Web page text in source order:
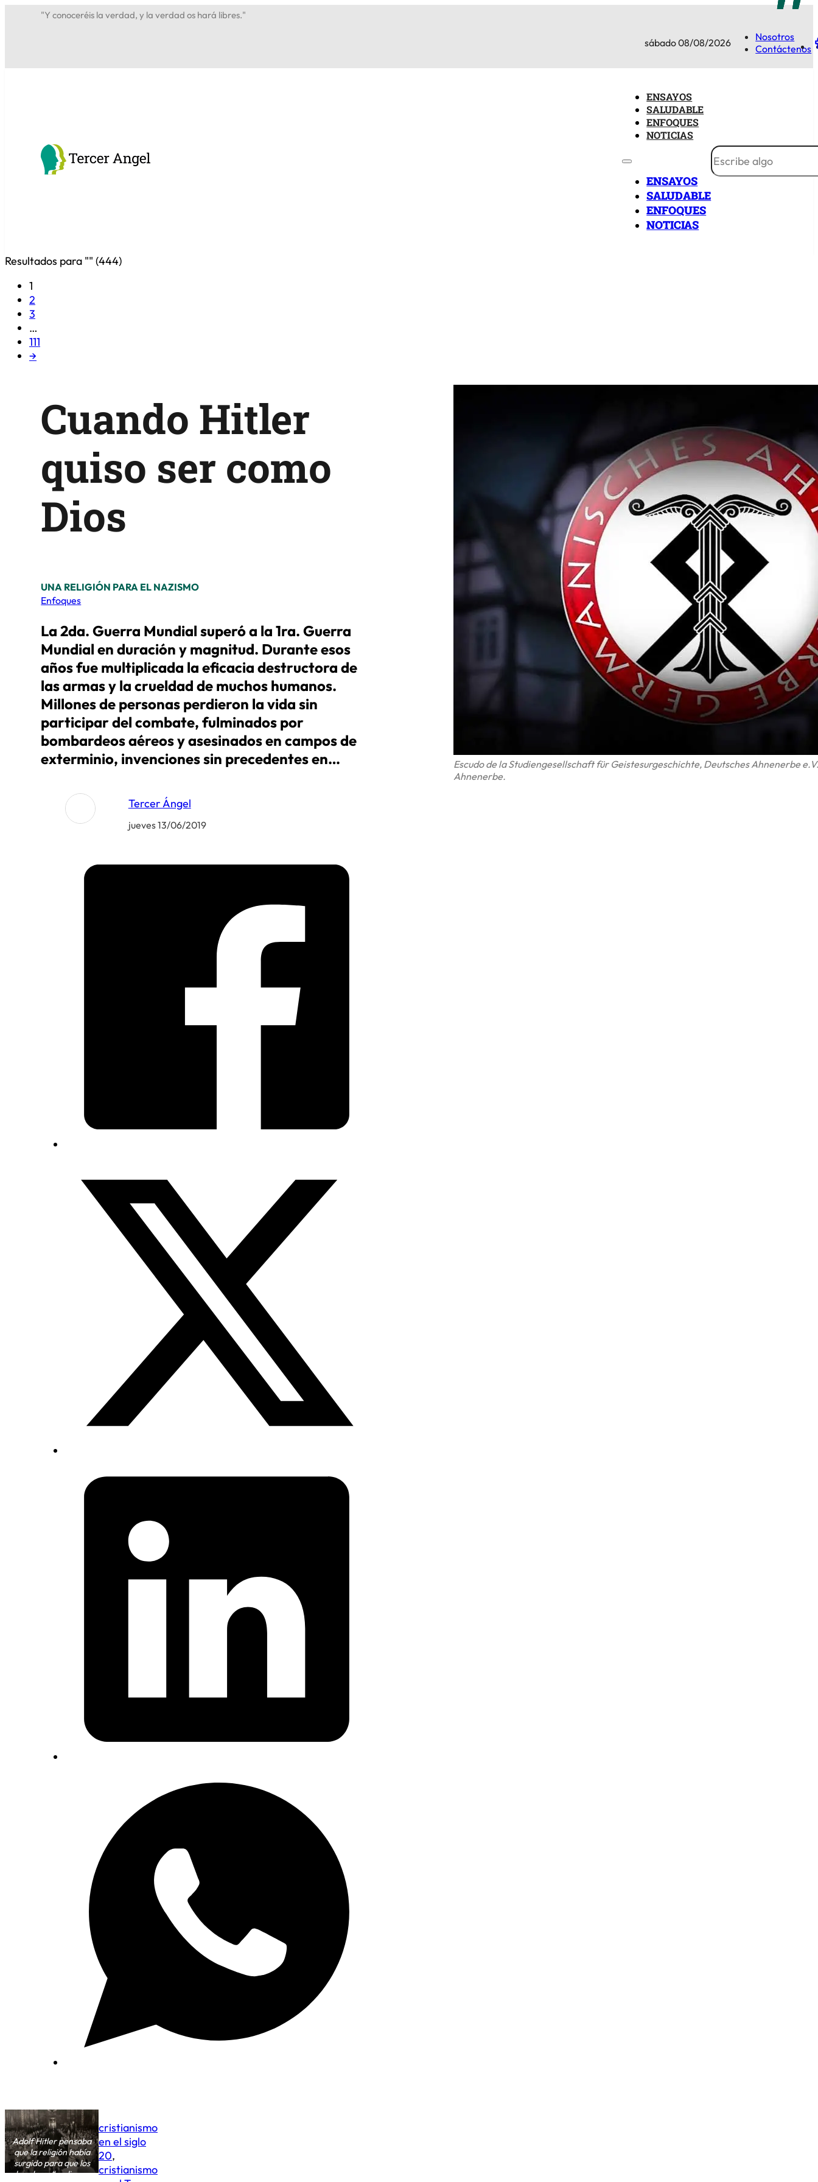
"Y conoceréis la verdad, y la verdad os hará libres."
sábado 08/08/2026
Nosotros
Contáctenos
ENSAYOS
SALUDABLE
ENFOQUES
NOTICIAS
ENSAYOS
SALUDABLE
ENFOQUES
NOTICIAS
Resultados para "" (444)
1
2
3
…
111
→
Cuando Hitler
quiso ser como
Dios
UNA RELIGIÓN PARA EL NAZISMO
Enfoques
La 2da. Guerra Mundial superó a la 1ra. Guerra
Mundial en duración y magnitud. Durante esos
años fue multiplicada la eficacia destructora de
las armas y la crueldad de muchos humanos.
Millones de personas perdieron la vida sin
participar del combate, fulminados por
bombardeos aéreos y asesinados en campos de
exterminio, invenciones sin precedentes en…
Tercer Ángel
jueves 13/06/2019
Escudo de la Studiengesellschaft für Geistesurgeschichte‚ Deutsches Ahnenerbe
Ahnenerbe.
Adolf Hitler pensaba
que la religión había
surgido para que los
hombres “pudieran
cristianismo
en el siglo
20,
cristianismo